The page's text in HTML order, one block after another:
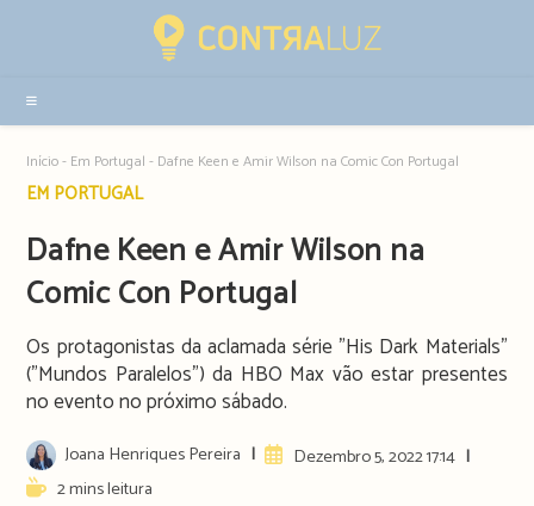
sidebar
Início- Em Portugal - Dafne Keen e Amir Wilson na Comic Con Portugal
Post
EM PORTUGAL
Dafne Keen e Amir Wilson na
Comic Con Portugal
Os protagonistas da aclamada série "His Dark Materials"
("Mundos Paralelos") da HBO Max vão estar presentes
no evento no próximo sábado.
Post
author:
Joana Henriques Pereira
ArtigoDezembro 5, 2022 17:14
Reading2 mins leitura